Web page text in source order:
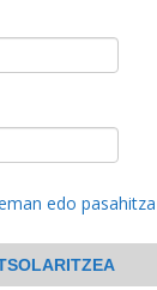
edo